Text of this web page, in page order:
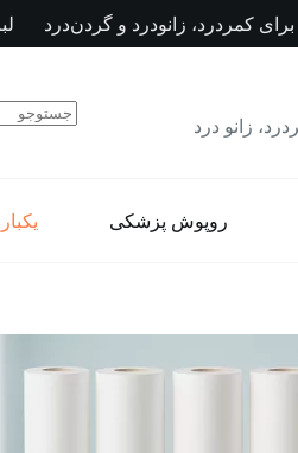
کمردرد، زانودرد و گردن‌درد
زانو درد
روپوش پزشکی